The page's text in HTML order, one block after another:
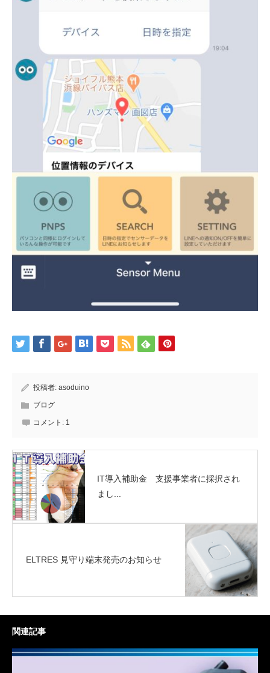
投稿者: asoduino
ブログ
コメント: 1
IT導入補助金 支援事業者に採択され
まし...
ELTRES 見守り端末発売のお知らせ
関連記事